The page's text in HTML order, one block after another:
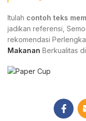
Itulah contoh teks
jadikan referensi,
rekomendasi
Makanan Berkualitas di